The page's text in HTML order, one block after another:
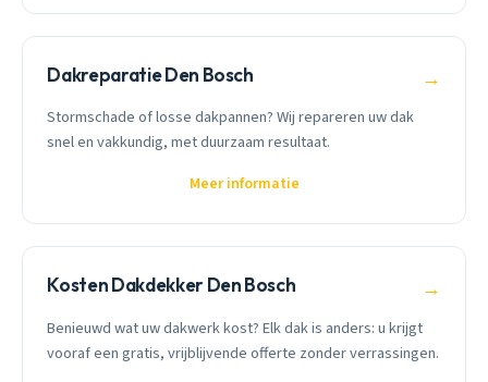
Dakreparatie Den Bosch →
Stormschade of losse dakpannen? Wij repareren uw dak
snel en vakkundig, met duurzaam resultaat.
Meer informatie
Kosten Dakdekker Den Bosch →
Benieuwd wat uw dakwerk kost? Elk dak is anders: u krijgt
vooraf een gratis, vrijblijvende offerte zonder verrassingen.